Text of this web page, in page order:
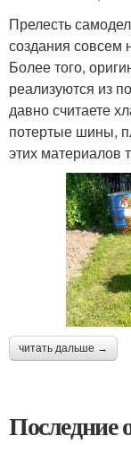
Прелесть
создания совсем
Более того,
реализуются из
давно считаете
потертые шины,
этих материалов
читать дальше →
Последние